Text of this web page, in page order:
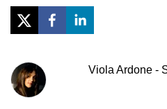
Viola Ardone -